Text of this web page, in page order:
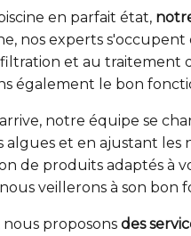
en parfait état,
nos experts
et au traitement
également le bon
notre équipe se
algues et en ajustant
de produits adaptés à
veillerons à son bon
proposons des